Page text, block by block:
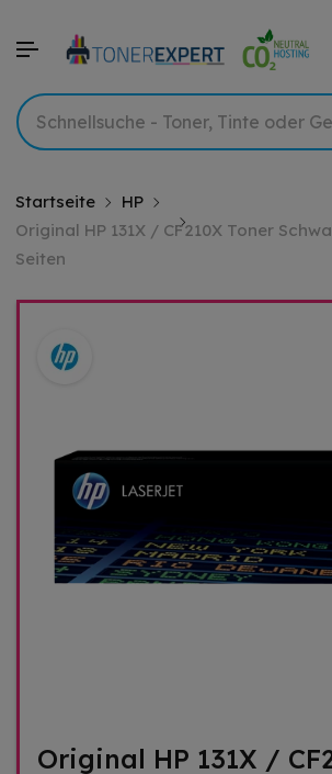
Startseite
HP
Original HP 131X / CF210X Toner
Seiten
Original HP 131X /